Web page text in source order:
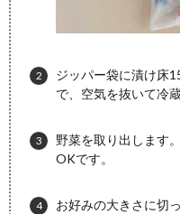
ジッパー袋に漬け床
で、空気を抜いて冷
野菜を取り出します
OKです。
お好みの大きさに切